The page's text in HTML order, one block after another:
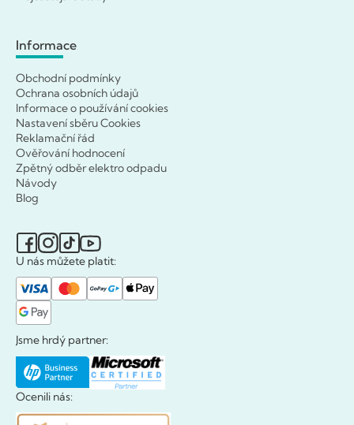
Informace
Obchodní podmínky
Ochrana osobních údajů
Informace o používání cookies
Nastavení sběru Cookies
Reklamační řád
Ověřování hodnocení
Zpětný odběr elektro odpadu
Návody
Blog
U nás můžete platit:
Jsme hrdý partner:
Ocenili nás: